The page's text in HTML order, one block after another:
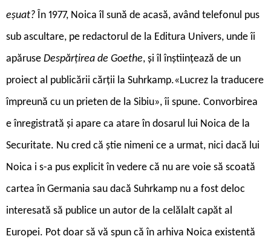
eșuat? În 1977, Noica îl sună de acasă, având telefonul pus
sub ascultare, pe redactorul de la Editura Univers, unde îi
apăruse Despărțirea de Goethe, și îl înștiințează de un
proiect al publicării cărții la Suhrkamp.«Lucrez la traducere
împreună cu un prieten de la Sibiu», îi spune. Convorbirea
e înregistrată și apare ca atare în dosarul lui Noica de la
Securitate. Nu cred că știe nimeni ce a urmat, nici dacă lui
Noica i s-a pus explicit în vedere că nu are voie să scoată
cartea în Germania sau dacă Suhrkamp nu a fost deloc
interesată să publice un autor de la celălalt capăt al
Europei. Pot doar să vă spun că în arhiva Noica existentă